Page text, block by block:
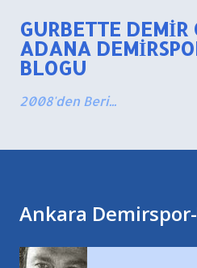
Ana
GURBETTE
ADANA
BLOGU
2008'den Beri...
Ankara